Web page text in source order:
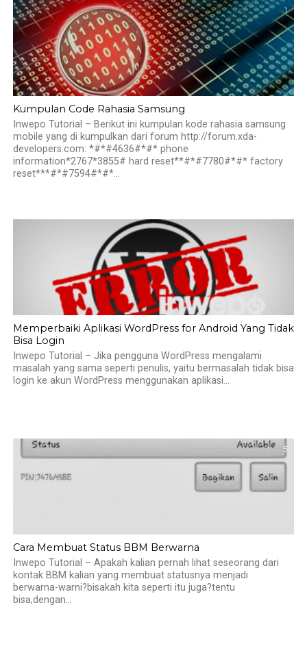
1
Kumpulan Code Rahasia Samsung
Inwepo Tutorial – Berikut ini kumpulan kode rahasia samsung
mobile yang di kumpulkan dari forum http://forum.xda-
developers.com: *#*#4636#*#* phone
information*2767*3855# hard reset**#*#7780#*#* factory
reset***#*#7594#*#*...
Memperbaiki Aplikasi WordPress for Android Yang Tidak
Bisa Login
Inwepo Tutorial – Jika pengguna WordPress mengalami
masalah yang sama seperti penulis, yaitu bermasalah tidak bisa
login ke akun WordPress menggunakan aplikasi...
5
Cara Membuat Status BBM Berwarna
Inwepo Tutorial – Apakah kalian pernah lihat seseorang dari
kontak BBM kalian yang membuat statusnya menjadi
berwarna-warni?bisakah kita seperti itu juga?tentu
bisa,dengan...